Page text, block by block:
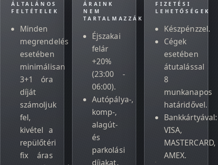
ÁLTALÁNOS
FELTÉTELEK
Minden
megrendelés
esetében
minimálisan
3+1 óra
díját
számoljuk
fel,
kivétel a
repülőtéri
fix áras
ÁRAINK
NEM
TARTALMAZZÁK
Éjszakai
felár
+20%
(23:00 -
06:00).
Autópálya-,
komp-,
alagút-
és
parkolási
díjakat.
FIZETÉSI
LEHETŐSÉGEK
Készpénzzel.
Cégek
esetében
átutalással
8
munkanapos
határidővel.
Bankkártyával:
VISA,
MASTERCARD,
AMEX.